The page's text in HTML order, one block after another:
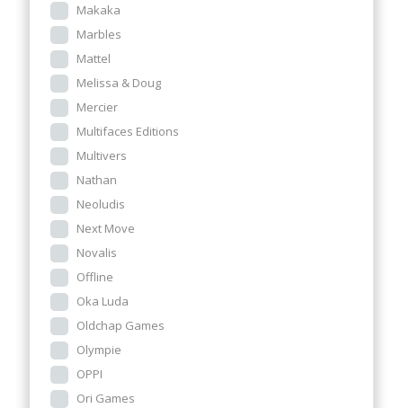
Makaka
Marbles
Mattel
Melissa & Doug
Mercier
Multifaces Editions
Multivers
Nathan
Neoludis
Next Move
Novalis
Offline
Oka Luda
Oldchap Games
Olympie
OPPI
Ori Games